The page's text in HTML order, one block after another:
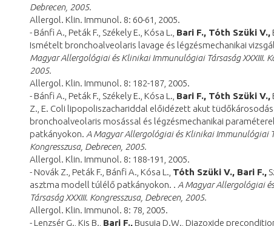
Debrecen, 2005.
Allergol. Klin. Immunol. 8: 60-61, 2005.
- Bánfi A., Peták F., Székely E., Kósa L., Bari F., Tóth Szüki V.,
Ismételt bronchoalveolaris lavage és légzésmechanikai
Magyar Allergológiai és Klinikai Immunulógiai Társaság XXXIII.
2005.
Allergol. Klin. Immunol. 8: 182-187, 2005.
- Bánfi A., Peták F., Székely E., Kósa L., Bari F., Tóth Szüki V.,
Z., E. Coli lipopoliszachariddal előidézett akut
bronchoalveolaris mosással és légzésmechanikai
patkányokon. A Magyar Allergológiai és Klinikai Immunulógiai
Kongresszusa, Debrecen, 2005.
Allergol. Klin. Immunol. 8: 188-191, 2005.
- Novák Z., Peták F., Bánfi A., Kósa L., Tóth Szüki V., Bari F.,
asztma modell túlélő patkányokon. . A Magyar Allergológiai
Társaság XXXIII. Kongresszusa, Debrecen, 2005.
Allergol. Klin. Immunol. 8: 78, 2005.
- Lenzsér G., Kis B., Bari F., Busuja D.W., Diazoxide